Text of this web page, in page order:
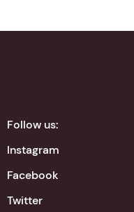
Follow us:
Instagram
Facebook
Twitter